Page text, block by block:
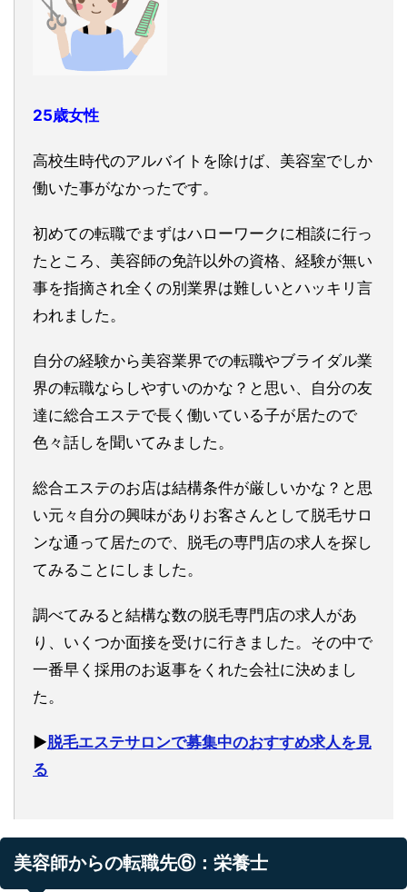
25歳女性
高校生時代のアルバイトを除けば、美容室でしか
働いた事がなかったです。
初めての転職でまずはハローワークに相談に行っ
たところ、美容師の免許以外の資格、経験が無い
事を指摘され全くの別業界は難しいとハッキリ言
われました。
自分の経験から美容業界での転職やブライダル業
界の転職ならしやすいのかな？と思い、自分の友
達に総合エステで長く働いている子が居たので
色々話しを聞いてみました。
総合エステのお店は結構条件が厳しいかな？と思
い元々自分の興味がありお客さんとして脱毛サロ
ンな通って居たので、脱毛の専門店の求人を探し
てみることにしました。
調べてみると結構な数の脱毛専門店の求人があ
り、いくつか面接を受けに行きました。その中で
一番早く採用のお返事をくれた会社に決めまし
た。
▶︎脱毛エステサロンで募集中のおすすめ求人を見
る
美容師からの転職先⑥：栄養士